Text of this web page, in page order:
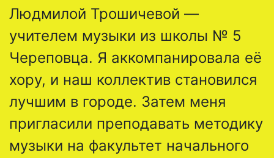
Людмилой Трошичевой —
учителем музыки из школы № 5
Череповца. Я аккомпанировала её
хору, и наш коллектив становился
лучшим в городе. Затем меня
пригласили преподавать методику
музыки на факультет начального